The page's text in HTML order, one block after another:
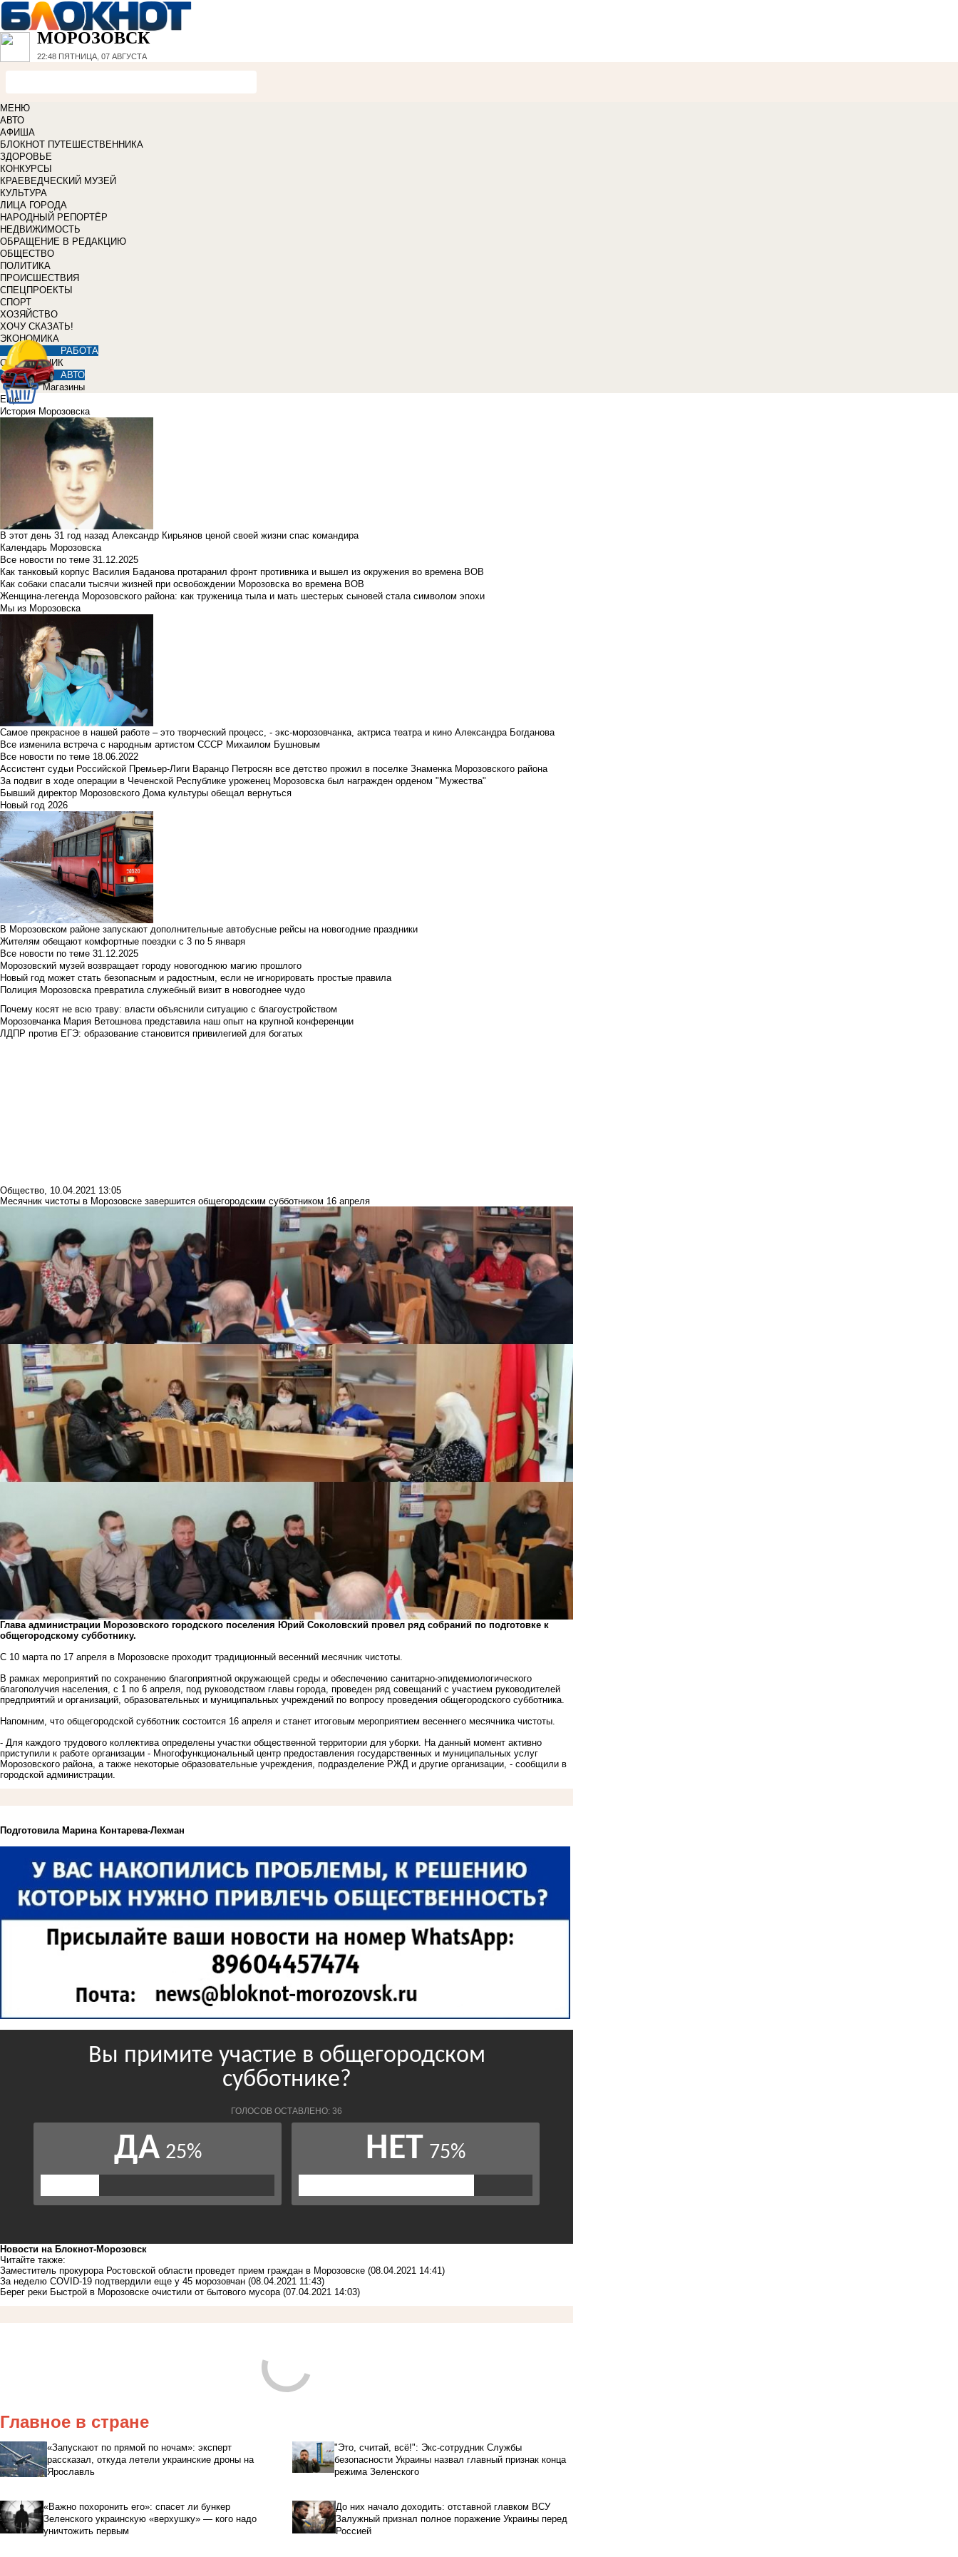
МОРОЗОВСК
22:48 ПЯТНИЦА, 07 АВГУСТА
МЕНЮ
АВТО
АФИША
БЛОКНОТ ПУТЕШЕСТВЕННИКА
ЗДОРОВЬЕ
КОНКУРСЫ
КРАЕВЕДЧЕСКИЙ МУЗЕЙ
КУЛЬТУРА
ЛИЦА ГОРОДА
НАРОДНЫЙ РЕПОРТЁР
НЕДВИЖИМОСТЬ
ОБРАЩЕНИЕ В РЕДАКЦИЮ
ОБЩЕСТВО
ПОЛИТИКА
ПРОИСШЕСТВИЯ
СПЕЦПРОЕКТЫ
СПОРТ
ХОЗЯЙСТВО
ХОЧУ СКАЗАТЬ!
ЭКОНОМИКА
РАБОТА
СПРАВОЧНИК
АВТО
Магазины
Еще
История Морозовска
В этот день 31 год назад Александр Кирьянов ценой своей жизни спас командира
Календарь Морозовска
Все новости по теме 31.12.2025
Как танковый корпус Василия Баданова протаранил фронт противника и вышел из окружения во времена ВОВ
Как собаки спасали тысячи жизней при освобождении Морозовска во времена ВОВ
Женщина-легенда Морозовского района: как труженица тыла и мать шестерых сыновей стала символом эпохи
Мы из Морозовска
Самое прекрасное в нашей работе – это творческий процесс, - экс-морозовчанка, актриса театра и кино Александра Богданова
Все изменила встреча с народным артистом СССР Михаилом Бушновым
Все новости по теме 18.06.2022
Ассистент судьи Российской Премьер-Лиги Варанцо Петросян все детство прожил в поселке Знаменка Морозовского района
За подвиг в ходе операции в Чеченской Республике уроженец Морозовска был награжден орденом "Мужества"
Бывший директор Морозовского Дома культуры обещал вернуться
Новый год 2026
В Морозовском районе запускают дополнительные автобусные рейсы на новогодние праздники
Жителям обещают комфортные поездки с 3 по 5 января
Все новости по теме 31.12.2025
Морозовский музей возвращает городу новогоднюю магию прошлого
Новый год может стать безопасным и радостным, если не игнорировать простые правила
Полиция Морозовска превратила служебный визит в новогоднее чудо
Почему косят не всю траву: власти объяснили ситуацию с благоустройством
Морозовчанка Мария Ветошнова представила наш опыт на крупной конференции
ЛДПР против ЕГЭ: образование становится привилегией для богатых
Общество, 10.04.2021 13:05
Месячник чистоты в Морозовске завершится общегородским субботником 16 апреля
Глава администрации Морозовского городского поселения Юрий Соколовский провел ряд собраний по подготовке к
общегородскому субботнику.
С 10 марта по 17 апреля в Морозовске проходит традиционный весенний месячник чистоты.
В рамках мероприятий по сохранению благоприятной окружающей среды и обеспечению санитарно-эпидемиологического
благополучия населения, с 1 по 6 апреля, под руководством главы города, проведен ряд совещаний с участием руководителей
предприятий и организаций, образовательных и муниципальных учреждений по вопросу проведения общегородского субботника.
Напомним, что общегородской субботник состоится 16 апреля и станет итоговым мероприятием весеннего месячника чистоты.
- Для каждого трудового коллектива определены участки общественной территории для уборки. На данный момент активно
приступили к работе организации - Многофункциональный центр предоставления государственных и муниципальных услуг
Морозовского района, а также некоторые образовательные учреждения, подразделение РЖД и другие организации, - сообщили в
городской администрации.
Подготовила Марина Контарева-Лехман
Новости на Блoкнoт-Морозовск
Читайте также:
Заместитель прокурора Ростовской области проведет прием граждан в Морозовске (08.04.2021 14:41)
За неделю COVID-19 подтвердили еще у 45 морозовчан (08.04.2021 11:43)
Берег реки Быстрой в Морозовске очистили от бытового мусора (07.04.2021 14:03)
Главное в стране
«Запускают по прямой по ночам»: эксперт
рассказал, откуда летели украинские дроны на
Ярославль
"Это, считай, всё!": Экс-сотрудник Службы
безопасности Украины назвал главный признак конца
режима Зеленского
«Важно похоронить его»: спасет ли бункер
Зеленского украинскую «верхушку» — кого надо
уничтожить первым
До них начало доходить: отставной главком ВСУ
Залужный признал полное поражение Украины перед
Россией